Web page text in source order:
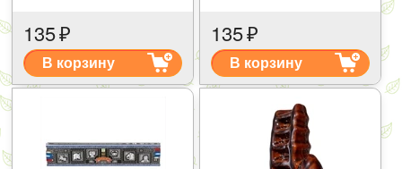
135₽
В корзину
135₽
В корзину